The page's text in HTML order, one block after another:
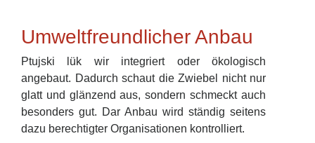
Umweltfreundlicher Anbau
Ptujski lük wir integriert oder ökologisch
angebaut. Dadurch schaut die Zwiebel nicht nur
glatt und glänzend aus, sondern schmeckt auch
besonders gut. Dar Anbau wird ständig seitens
dazu berechtigter Organisationen kontrolliert.